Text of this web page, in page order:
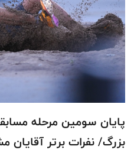
پایان سومین مرحله
بزرگ/ نفرات برتر